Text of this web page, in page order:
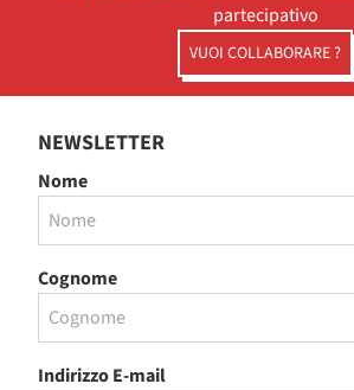
partecipativo
VUOI COLLABORARE ?
NEWSLETTER
Nome
Cognome
Indirizzo E-mail